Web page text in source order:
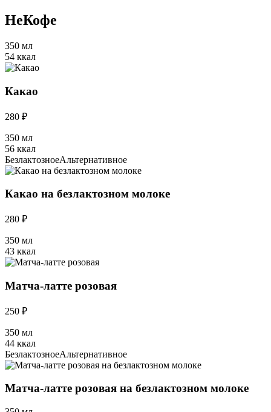
НеКофе
350 мл
54 ккал
Какао
280 ₽
350 мл
56 ккал
БезлактозноеАльтернативное
Какао на безлактозном молоке
280 ₽
350 мл
43 ккал
Матча-латте розовая
250 ₽
350 мл
44 ккал
БезлактозноеАльтернативное
Матча-латте розовая на безлактозном молоке